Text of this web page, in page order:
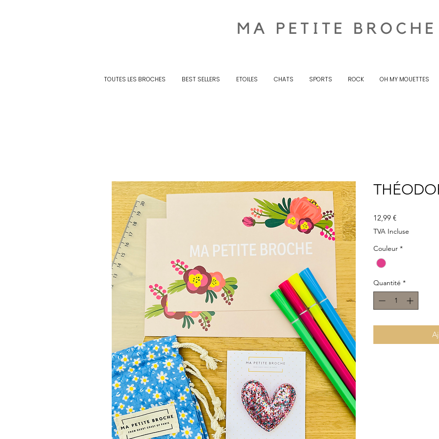
TOUTES LES BROCHES BEST SELLERS ETOILES CHATS SPORTS ROCK OH MY MOUETTES
12,99 €Prix
TVA Incluse
Couleur *
Quantité *